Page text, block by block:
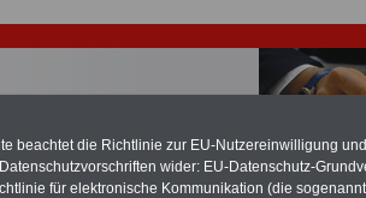
beachtet die Richtlinie zur EU-Nutzereinwilligung
wider: EU-Datenschutz-
für elektronische Kommunikation (die